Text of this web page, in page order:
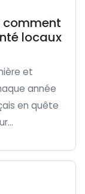
comment
locaux
et
année
en quête